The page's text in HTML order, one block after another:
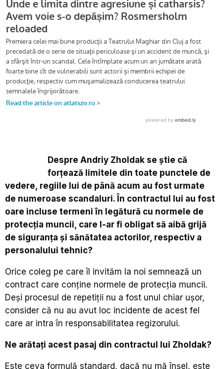
Despre Andriy Zholdak se știe că
forțează limitele din toate punctele de
vedere, regiile lui de până acum au fost urmate
de numeroase scandaluri. În contractul lui au fost
oare incluse termeni în legătură cu normele de
protecția muncii, care l-ar fi obligat să aibă grijă
de siguranța și sănătatea actorilor, respectiv a
personalului tehnic?
Orice coleg pe care îl invităm la noi semnează un
contract care conține normele de protecția muncii.
Deși procesul de repetiții nu a fost unul chiar ușor,
consider că nu au avut loc incidente de acest fel
care ar intra în responsabilitatea regizorului.
Ne arătaţi acest pasaj din contractul lui Zholdak?
Este ceva formulă standard, dacă nu mă înșel, este